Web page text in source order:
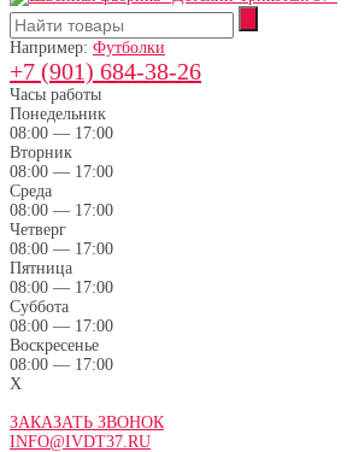
Например: Футболки
+7 (901) 684-38-26
Часы работы
Понедельник
08:00 — 17:00
Вторник
08:00 — 17:00
Среда
08:00 — 17:00
Четверг
08:00 — 17:00
Пятница
08:00 — 17:00
Суббота
08:00 — 17:00
Воскресенье
08:00 — 17:00
X
ЗАКАЗАТЬ ЗВОНОК
INFO@IVDT37.RU